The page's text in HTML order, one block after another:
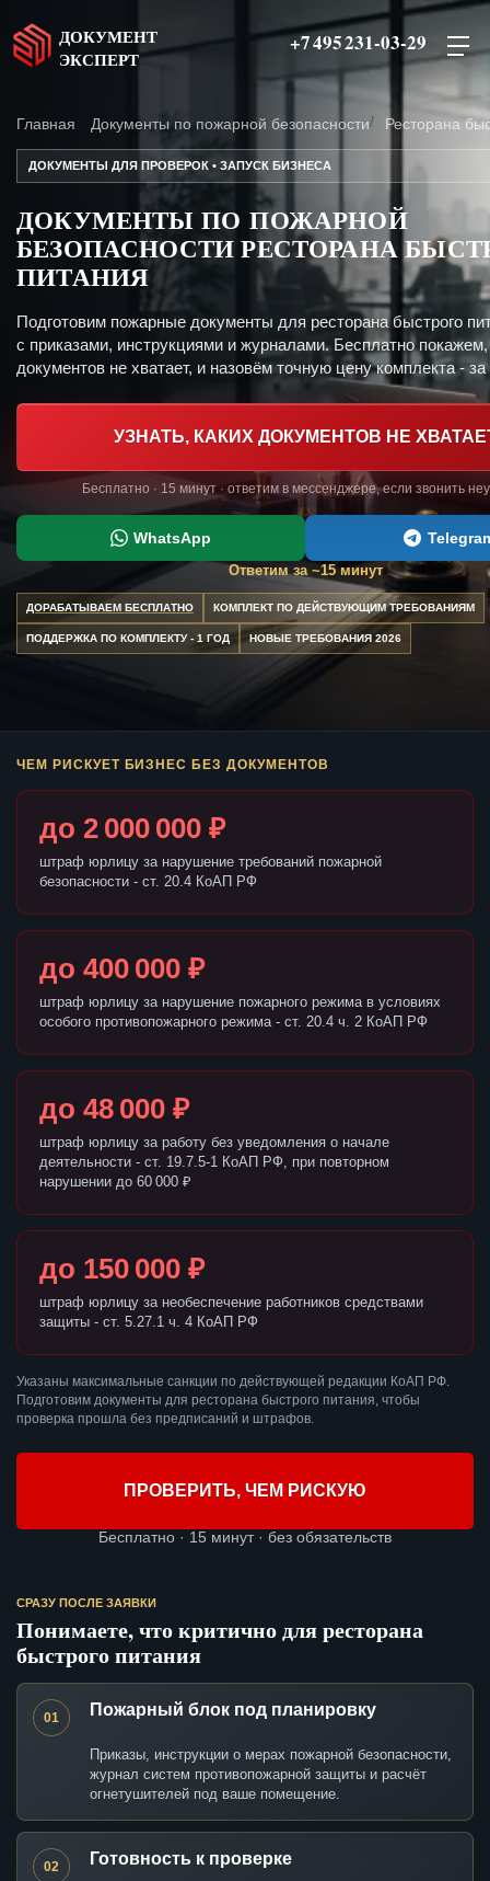
ДОКУМЕНТ
ЭКСПЕРТ
+7 495 231-03-29
Главная Документы по пожарной безопасности Ресторана
ДОКУМЕНТЫ ДЛЯ ПРОВЕРОК • ЗАПУСК БИЗНЕСА
ДОКУМЕНТЫ ПО ПОЖАРНОЙ
БЕЗОПАСНОСТИ РЕСТОРАНА
ПИТАНИЯ
Подготовим пожарные документы для ресторана быстрого
с приказами, инструкциями и журналами. Бесплатно покажем,
документов не хватает, и назовём точную цену комплекта - за
УЗНАТЬ, КАКИХ ДОКУМЕНТОВ НЕ
Бесплатно · 15 минут · ответим в мессенджере, если звонить
WhatsApp
Ответим за ~15 минут
ДОРАБАТЫВАЕМ БЕСПЛАТНО КОМПЛЕКТ ПО ДЕЙСТВУЮЩИМ ТРЕБОВАНИЯМ
ПОДДЕРЖКА ПО КОМПЛЕКТУ - 1 ГОД НОВЫЕ ТРЕБОВАНИЯ 2026
ЧЕМ РИСКУЕТ БИЗНЕС БЕЗ ДОКУМЕНТОВ
до 2 000 000 ₽
штраф юрлицу за нарушение требований пожарной
безопасности - ст. 20.4 КоАП РФ
до 400 000 ₽
штраф юрлицу за нарушение пожарного режима в условиях
особого противопожарного режима - ст. 20.4 ч. 2 КоАП РФ
до 48 000 ₽
штраф юрлицу за работу без уведомления о начале
деятельности - ст. 19.7.5-1 КоАП РФ, при повторном
нарушении до 60 000 ₽
до 150 000 ₽
штраф юрлицу за необеспечение работников средствами
защиты - ст. 5.27.1 ч. 4 КоАП РФ
Указаны максимальные санкции по действующей редакции КоАП РФ.
Подготовим документы для ресторана быстрого питания, чтобы
проверка прошла без предписаний и штрафов.
ПРОВЕРИТЬ, ЧЕМ РИСКУЮ
Бесплатно · 15 минут · без обязательств
СРАЗУ ПОСЛЕ ЗАЯВКИ
Понимаете, что критично для ресторана
быстрого питания
01 Пожарный блок под планировку
Приказы, инструкции о мерах пожарной безопасности,
журнал систем противопожарной защиты и расчёт
огнетушителей под ваше помещение.
02 Готовность к проверке